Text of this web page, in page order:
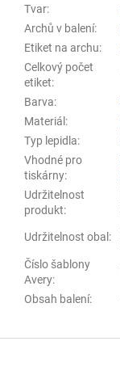
Tvar:
Archů v balení:
Etiket na archu:
Celkový počet
etiket:
Barva:
Materiál :
Typ lepidla:
Vhodné pro
tiskárny:
Udržitelnost
produkt:
Udržitelnost obal :
Číslo šablony
Avery:
Obsah balení: